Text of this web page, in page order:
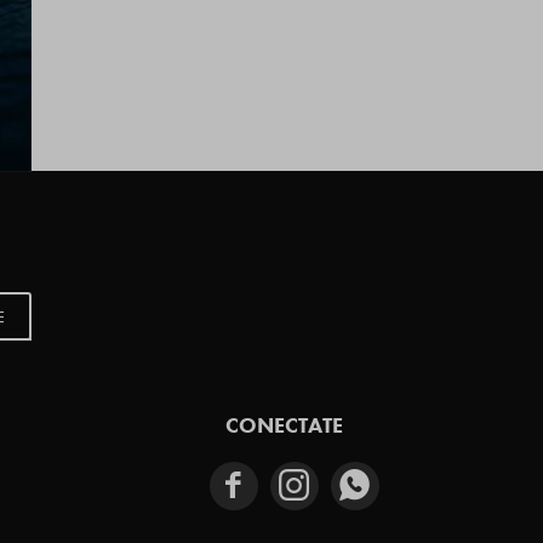
CONECTATE
  